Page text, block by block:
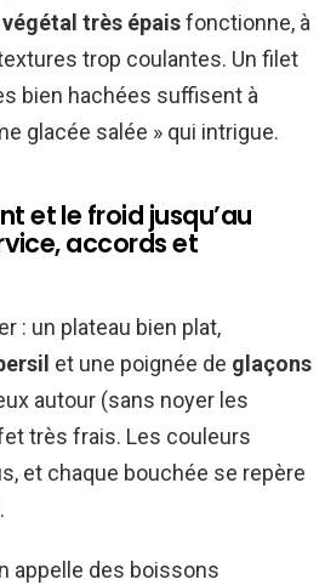
très épaisfonctionne, à
trop coulantes. Un filet
bien hachées suffisent à
glacée salée » qui intrigue.
et le froid jusqu’au
accords et
: un plateau bien plat,
et une poignée de glaçons
autour (sans noyer les
très frais. Les couleurs
et chaque bouchée se repère
appelle des boissons